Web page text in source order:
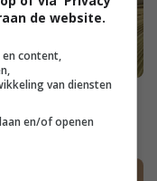
de website.
en content,
van diensten
en/of openen